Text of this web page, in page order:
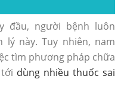
đầu, người bệnh luôn
này. Tuy nhiên, nam
tìm phương pháp chữa
dùng nhiều thuốc sai